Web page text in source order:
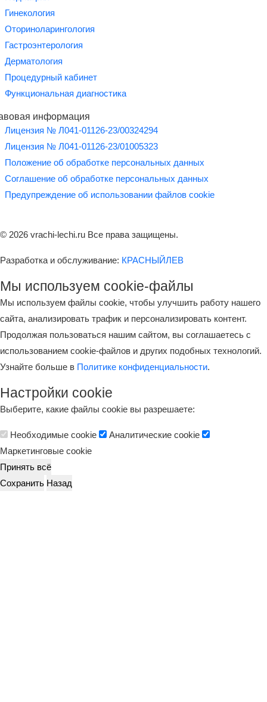
Гинекология
Оториноларингология
Гастроэнтерология
Дерматология
Процедурный кабинет
Функциональная диагностика
информация
Лицензия № Л041-01126-23/00324294
Лицензия № Л041-01126-23/01005323
Положение об обработке персональных данных
Соглашение об обработке персональных данных
Предупреждение об использовании файлов cookie
© 2026 vrachi-lechi.ru Все права защищены.
Разработка и обслуживание: КРАСНЫЙЛЕВ
Мы используем cookie-файлы
Мы используем файлы cookie, чтобы улучшить работу нашего
сайта, анализировать трафик и персонализировать контент.
Продолжая пользоваться нашим сайтом, вы соглашаетесь с
использованием cookie-файлов и других подобных технологий.
Узнайте больше в Политике конфиденциальности.
Настройки cookie
Выберите, какие файлы cookie вы разрешаете:
Необходимые cookie
Аналитические cookie
Маркетинговые cookie
Принять всё
Сохранить Назад